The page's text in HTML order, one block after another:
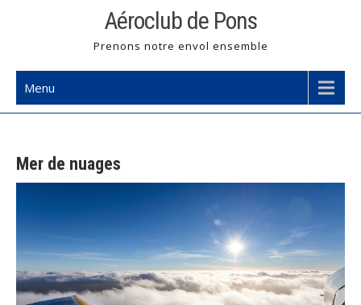
Aéroclub de Pons
Prenons notre envol ensemble
Menu
Mer de nuages